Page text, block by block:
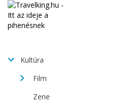
Kultúra
Film
Zene